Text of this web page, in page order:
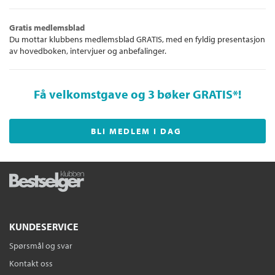
Gratis medlemsblad
Du mottar klubbens medlemsblad GRATIS, med en fyldig presentasjon
av hovedboken, intervjuer og anbefalinger.
Få velkomstgave og 3 bøker GRATIS*!
BLI MEDLEM I DAG
KUNDESERVICE
Spørsmål og svar
Kontakt oss